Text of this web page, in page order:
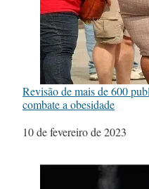
Revisão de mais de 600
combate a obesidade
Data
10 de fevereiro de 2023